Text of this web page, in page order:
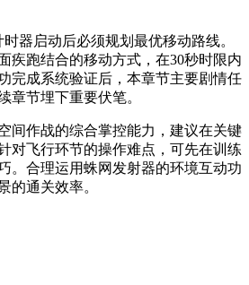
器启动后必须规划最优移动路线。
疾跑结合的移动方式，在30秒时限内
完成系统验证后，本章节主要剧情任
章节埋下重要伏笔。
间作战的综合掌控能力，建议在关键
对飞行环节的操作难点，可先在训练
。合理运用蛛网发射器的环境互动功
的通关效率。